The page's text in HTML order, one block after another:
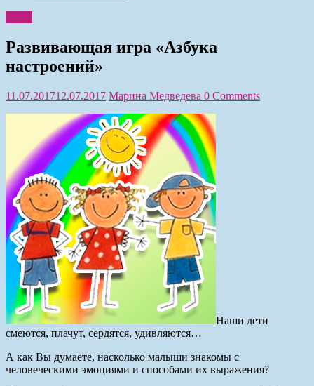
Развивающая игра «Азбука
настроений»
11.07.201712.07.2017 Марина Медведева 0 Comments
Наши дети
смеются, плачут, сердятся, удивляются…
А как Вы думаете, насколько малыши знакомы с
человеческими эмоциями и способами их выражения?